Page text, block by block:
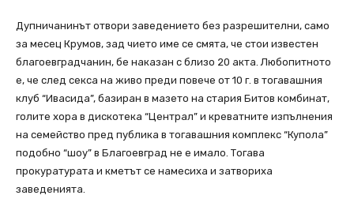
Дупничанинът отвори заведението без разрешителни, само
за месец Крумов, зад чието име се смята, че стои известен
благоевградчанин, бе наказан с близо 20 акта. Любопитното
е, че след секса на живо преди повече от 10 г. в тогавашния
клуб “Ивасида”, базиран в мазето на стария Битов комбинат,
голите хора в дискотека “Централ” и креватните изпълнения
на семейство пред публика в тогавашния комплекс “Купола”
подобно “шоу” в Благоевград не е имало. Тогава
прокуратурата и кметът се намесиха и затвориха
заведенията.